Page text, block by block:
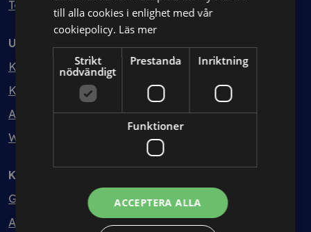
Testa kostnadsfritt
Utbildning
Kurser
Kurspaket
Abonnemang
Webbinarium
Kunskapsbank
Guider
Avtalsmallar
till alla cookies i enlighet med vår
cookiepolicy. Läs mer
Strikt
nödvändigt
Prestanda Inriktning
Funktioner
ACCEPTERA ALLA